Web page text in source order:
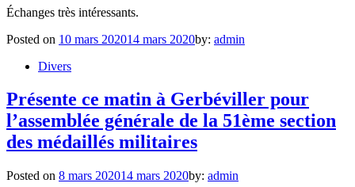
Échanges très intéressants.
Posted on 10 mars 202014 mars 2020by: admin
Divers
Présente ce matin à Gerbéviller pour
l’assemblée générale de la 51ème section
des médaillés militaires
Posted on 8 mars 202014 mars 2020by: admin